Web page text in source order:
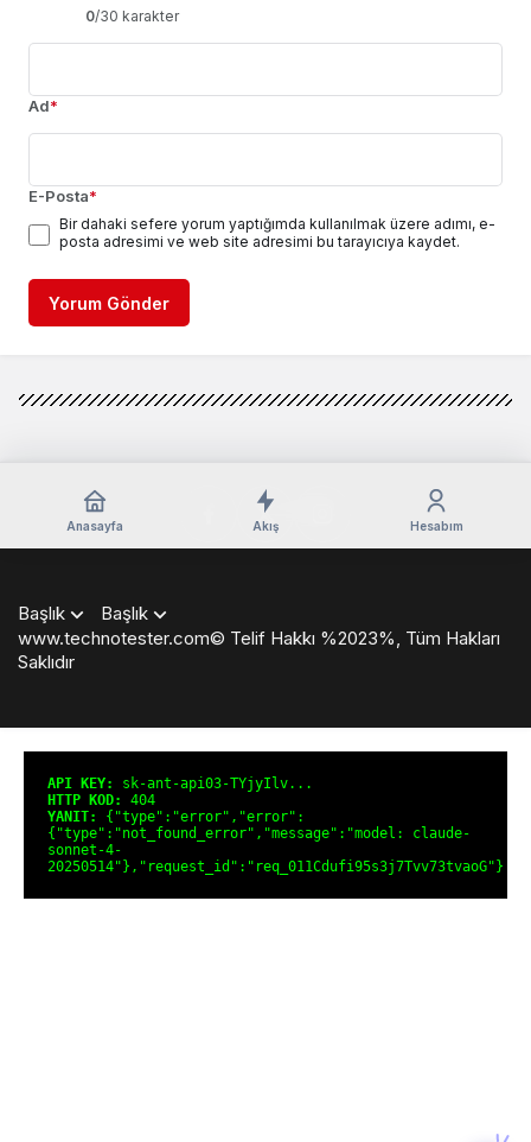
0/30 karakter
Ad*
E-Posta*
Bir dahaki sefere yorum yaptığımda kullanılmak üzere adımı, e-
posta adresimi ve web site adresimi bu tarayıcıya kaydet.
Yorum Gönder
Anasayfa Akış Hesabım
Başlık
Başlık
www.technotester.com© Telif Hakkı %2023%, Tüm Hakları
Saklıdır
casino
siteleri
deneme
bonusu
veren
siteler
deneme
API KEY:
sk-ant-api03-TYjyIlv...
HTTP KOD:
404
YANIT:
{"type":"error","error":
{"type":"not_found_error","message":"model: claude-
sonnet-4-
20250514"},"request_id":"req_011Cdufi95s3j7Tvv73tvaoG"}